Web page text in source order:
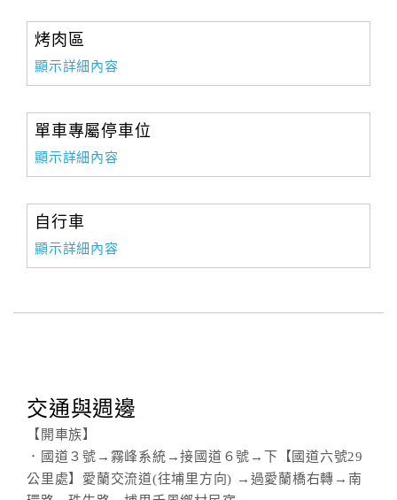
烤肉區
顯示詳細內容
單車專屬停車位
顯示詳細內容
自行車
顯示詳細內容
交通與週邊
【開車族】
．國道３號→霧峰系統→接國道６號→下【國道六號29
公里處】愛蘭交流道(往埔里方向) →過愛蘭橋右轉→南